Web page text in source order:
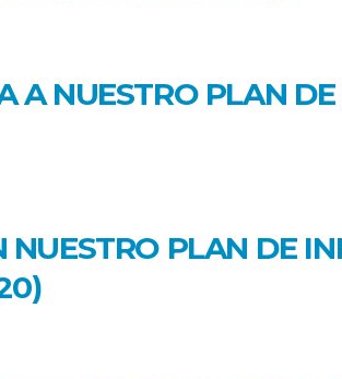
A NUESTRO PLAN
NUESTRO PLAN DE